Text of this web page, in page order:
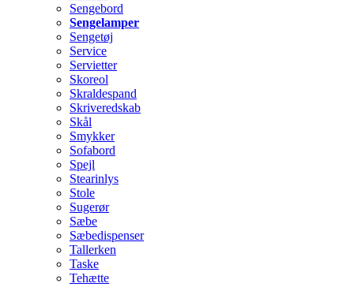
Sengebord
Sengelamper
Sengetøj
Service
Servietter
Skoreol
Skraldespand
Skriveredskab
Skål
Smykker
Sofabord
Spejl
Stearinlys
Stole
Sugerør
Sæbe
Sæbedispenser
Tallerken
Taske
Tehætte